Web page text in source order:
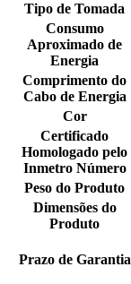
Tipo de Tomada
Consumo
Aproximado de
Energia
Comprimento do
Cabo de Energia
Cor
Certificado
Homologado pelo
Inmetro Número
Peso do Produto
Dimensões do
Produto
Prazo de Garantia